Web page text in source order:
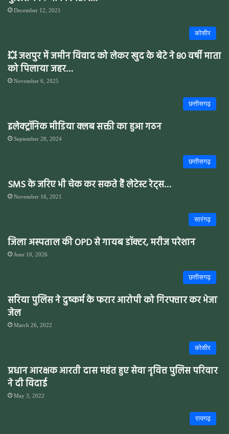
December 12, 2021
कोसीर
💥 जशपुर में जमीन विवाद को लेकर खुद के बेटे ने 80 वर्षी माता
को पिलाया जहर…
November 6, 2025
छत्तीसगढ़
इलेक्ट्रॉनिक मीडिया क्लब सक्ती का हुआ गठन
September 28, 2024
छत्तीसगढ़
SMS के जरिए भी चेक कर सकते हैं लेटेस्ट रेट्स…
November 16, 2021
सारंगढ़
जिला अस्पताल की OPD से गायब डॉक्टर, मरीज परेशान
June 10, 2026
छत्तीसगढ़
सरिया पुलिस ने दुष्कर्म के फरार आरोपी को गिरफ्तार कर भेजा
जेल
March 26, 2022
कोसीर
प्रधान आरक्षक आरती दास महंत हुए सेवा नृवित्त पुलिस परिवार
ने दी विदाई
May 3, 2022
रायगढ़